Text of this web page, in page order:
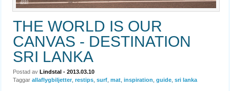
THE WORLD IS OUR
CANVAS - DESTINATION
SRI LANKA
Postad av Lindstal - 2013.03.10
Taggar allaflygbiljetter ,restips ,surf ,mat ,inspiration ,guide ,sri lanka